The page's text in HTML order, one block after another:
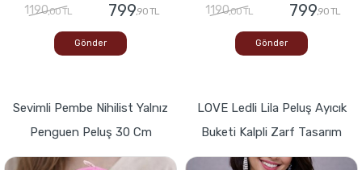
1190,00 TL 799,90 TL
Gönder
1190,00 TL 799,90 TL
Gönder
Sevimli Pembe Nihilist Yalnız
Penguen Peluş 30 Cm
LOVE Ledli Lila Peluş Ayıcık
Buketi Kalpli Zarf Tasarım